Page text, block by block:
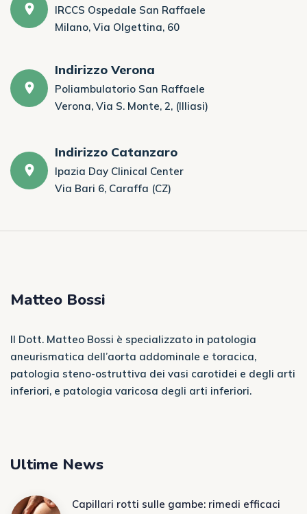
IRCCS Ospedale San Raffaele
Milano, Via Olgettina, 60
Indirizzo Verona
Poliambulatorio San Raffaele
Verona, Via S. Monte, 2, (Illiasi)
Indirizzo Catanzaro
Ipazia Day Clinical Center
Via Bari 6, Caraffa (CZ)
Matteo Bossi
Il Dott. Matteo Bossi è specializzato in patologia
aneurismatica dell’aorta addominale e toracica,
patologia steno-ostruttiva dei vasi carotidei e degli arti
inferiori, e patologia varicosa degli arti inferiori.
Ultime News
Capillari rotti sulle gambe: rimedi efficaci